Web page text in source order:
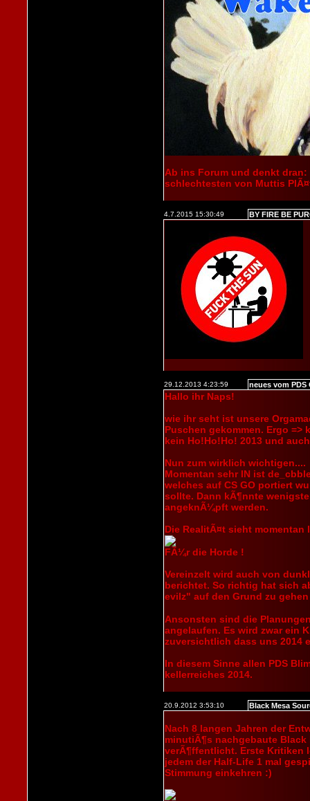
Ab ins Forum und denkt
schlechtesten von Muttis
4.7.2015 15:30:49 BY FIRE BE
29.12.2013 4:23:59 neues vom PDS
Hallo ihr Naps!
wie ihr seht ist unsere
Puschen gekommen. Ergo =>
kein Ho!Ho!Ho! 2013 und
Nun zum wirklich wichtigen....
Momentan sehr IN ist
welches auf CS GO portiert
sollte. Dann kÃ¶nnte
angeknÃ¼pft werden.
Die RealitÃ¤t sieht
FÃ¼r die Horde !
Vereinzelt wird auch von
berichtet. So richtig hat sich
evilz" auf den Grund zu
Ansonsten sind die
angelaufen. Es wird zwar ein
zuversichtlich dass uns 2014
In diesem Sinne allen PDS
kellerreiches 2014.
20.9.2012 3:53:10 Black Mesa
Nach 8 langen Jahren der
minutiÃ¶s nachgebaute Black
verÃ¶ffentlicht. Erste Kritiken
jedem der Half-Life 1 mal
Stimmung einkehren :)